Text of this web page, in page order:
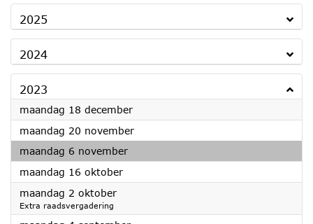
2025
2024
2023
maandag 18 december2023
maandag 20 november2023
maandag 6 november2023
maandag 16 oktober2023
maandag 2 oktober2023
Extra raadsvergadering